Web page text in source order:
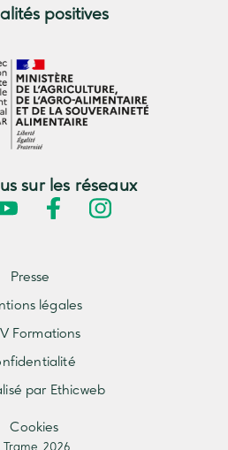
positives
sur les réseaux
2026
Cookies
Presse
légales
Formations
par Ethicweb